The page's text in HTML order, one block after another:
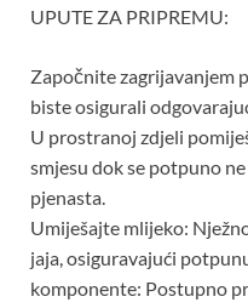
UPUTE ZA PRIPREMU:
Započnite zagrijavanjem
biste osigurali
U prostranoj zdjeli
smjesu dok se potpuno
pjenasta.
Umiješajte mlijeko:
jaja, osiguravajući
komponente: Postupno